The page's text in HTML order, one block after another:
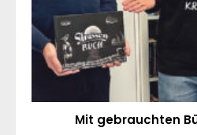
Mit gebrauchten